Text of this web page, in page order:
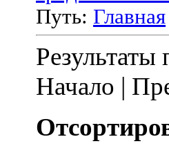
Путь: Главная
Результаты
Начало |